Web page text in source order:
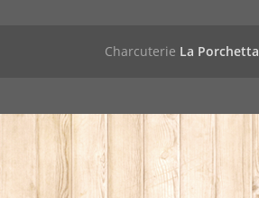
Charcuterie La Porchetta